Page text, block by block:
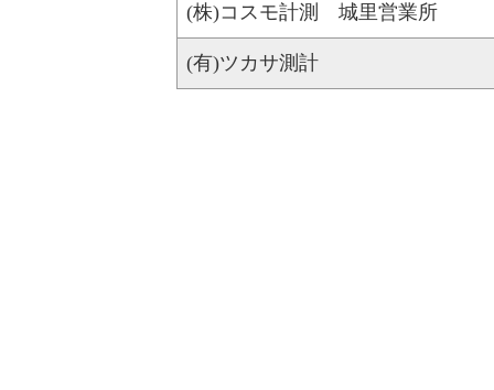
(株)コスモ計測 城里営業所
(有)ツカサ測計